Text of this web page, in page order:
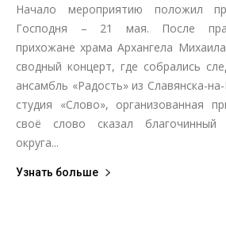
Начало мероприятию положил
Господня – 21 мая. После
прихожане храма Архангела
сводный концерт, где собрались
ансамбль «Радость» из Славянска-
студия «Слово», организованная
своё слово сказал благочинный
округа...
Узнать больше